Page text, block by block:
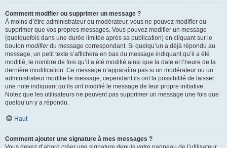
Comment modifier ou supprimer un message ?
À moins d’être administrateur ou modérateur, vous ne pouvez modifier ou
supprimer que vos propres messages. Vous pouvez modifier un message
(quelquefois dans une durée limitée après sa publication) en cliquant sur le
bouton modifierdu message correspondant. Si quelqu’un a déjà répondu au
message, un petit texte s’affichera en bas du message indiquant qu’il a été
modifié, le nombre de fois qu’il a été modifié ainsi que la date et l’heure de la
dernière modification. Ce message n’apparaîtra pas si un modérateur ou un
administrateur modifie le message, cependant ils ont la possibilité de laisser
une note indiquant qu’ils ont modifié le message de leur propre initiative.
Notez que les utilisateurs ne peuvent pas supprimer un message une fois que
quelqu’un y a répondu.
Haut
Comment ajouter une signature à mes messages ?